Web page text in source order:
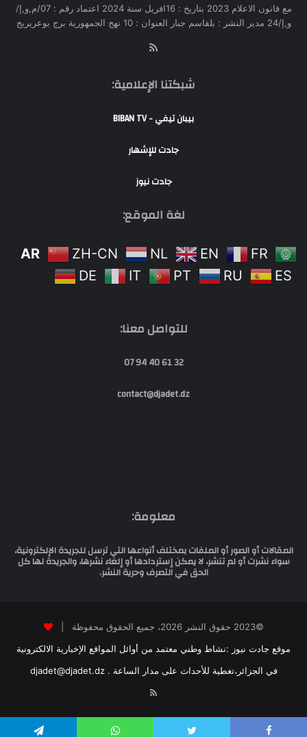
مع قانون الاعلام 2023 بتاريخ : 16افريل سنة 2024 اعتماد رقم : 07/م,و,إ/
و,إ/24 مدير النشر : بلقاسم جبار العنوان : 10 نهج الجمهورية برج بوعريريج
شبكتنا الإعلامية:
بيبان تيفي - BIBAN TV
جادت للإشهار
جادت نيوز
لغة الموقع:
AR ZH-CN NL EN
FR
DE
IT PT RU ES
للتواصل معنا:
32 61 40 94 07
contact@djadet.dz
معلومة:
المقالات أو الصور أو الملفات بمختلف أنواعها التي ترسل للجريدة الإلكترونية،
سواء نشرت أو لم تنشر، لا يمكن إستردادها أو إلغاء نشرها، والجريدة لها كل
الحق في التصرف وحرية النشر.
©2023 حقوق النشر 2026، جميع الحقوق محفوظة |
موقع جادت نيوز :نشاط وطني معتمد من أوائل المواقع الإخبارية الالكترونية
في الجزائر،تغطية للأحداث على مدار الساعة . djadet@djadet.dz
RSS